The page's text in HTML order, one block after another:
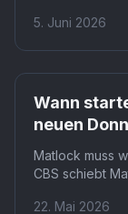
5. Juni 2026
Wann
neuen
Matlock muss
CBS schiebt
die Serie
22. Mai 2026